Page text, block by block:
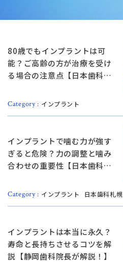
80歳でもインプラントは可
能？ご高齢の方が治療を受け
る場合の注意点【日本歯科札
Category : インプラント
インプラントで噛む力が強す
ぎると危険？力の調整と噛み
合わせの重要性【日本歯科札
Category : インプラント 日本歯科札幌
インプラントは本当に永久？
寿命と長持ちさせるコツを解
説【静岡歯科院長が解説！】